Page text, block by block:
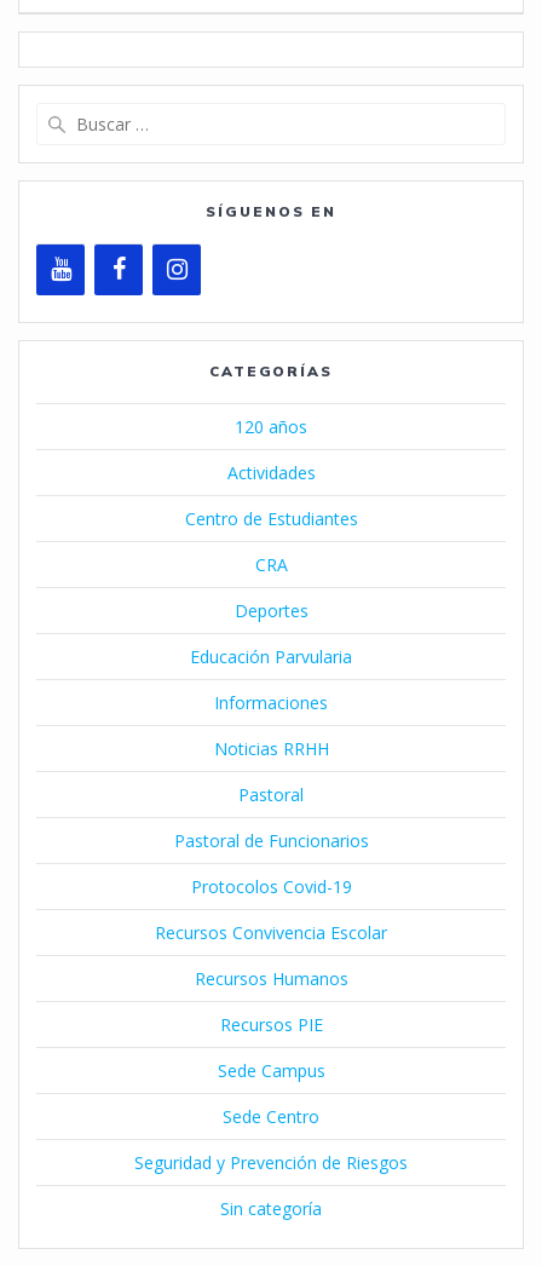
entradas
SÍGUENOS EN
CATEGORÍAS
120 años
Actividades
Centro de Estudiantes
CRA
Deportes
Educación Parvularia
Informaciones
Noticias RRHH
Pastoral
Pastoral de Funcionarios
Protocolos Covid-19
Recursos Convivencia Escolar
Recursos Humanos
Recursos PIE
Sede Campus
Sede Centro
Seguridad y Prevención de Riesgos
Sin categoría